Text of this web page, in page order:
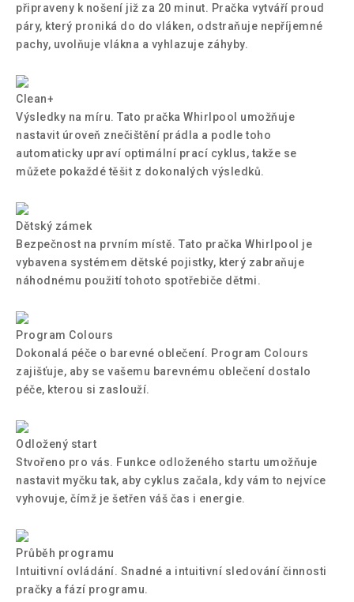
připraveny k nošení již za 20 minut. Pračka vytváří proud
páry, který proniká do do vláken, odstraňuje nepříjemné
pachy, uvolňuje vlákna a vyhlazuje záhyby.
Clean+
Výsledky na míru. Tato pračka Whirlpool umožňuje
nastavit úroveň znečištění prádla a podle toho
automaticky upraví optimální prací cyklus, takže se
můžete pokaždé těšit z dokonalých výsledků.
Dětský zámek
Bezpečnost na prvním místě. Tato pračka Whirlpool je
vybavena systémem dětské pojistky, který zabraňuje
náhodnému použití tohoto spotřebiče dětmi.
Program Colours
Dokonalá péče o barevné oblečení. Program Colours
zajišťuje, aby se vašemu barevnému oblečení dostalo
péče, kterou si zaslouží.
Odložený start
Stvořeno pro vás. Funkce odloženého startu umožňuje
nastavit myčku tak, aby cyklus začala, kdy vám to nejvíce
vyhovuje, čímž je šetřen váš čas i energie.
Průběh programu
Intuitivní ovládání. Snadné a intuitivní sledování činnosti
pračky a fází programu.